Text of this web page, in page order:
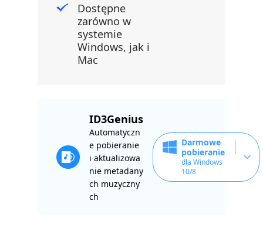
Dostępne
zarówno w
systemie
Windows, jak i
Mac
ID3Genius
Automatyczn
e pobieranie
i aktualizowa
nie metadany
ch muzyczny
ch
Darmowe
pobieranie
dla Windows
10/8